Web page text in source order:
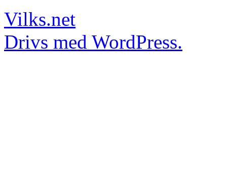
Vilks.net
Drivs med WordPress.